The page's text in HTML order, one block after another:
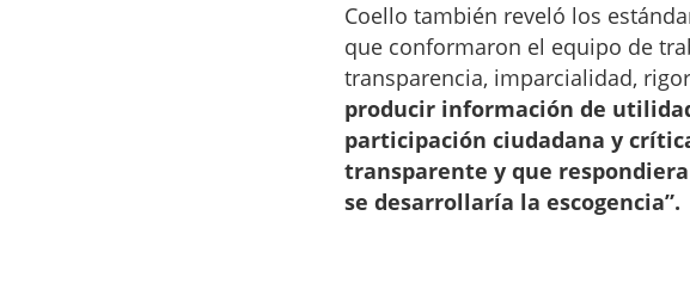
Coello también reveló los
que conformaron el equipo de
transparencia, imparcialidad,
producir información de
participación ciudadana y
transparente y que
se desarrollaría la escogencia”.